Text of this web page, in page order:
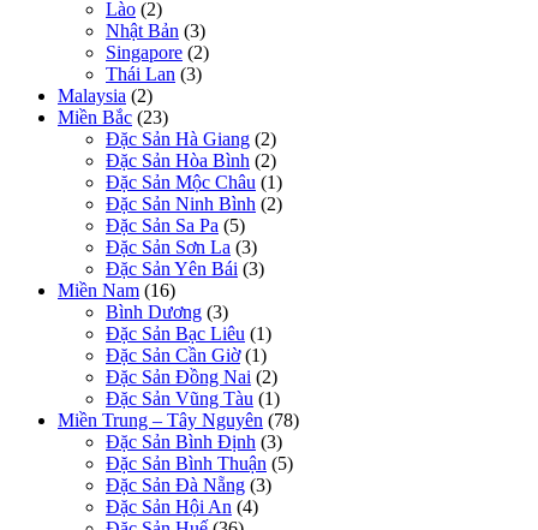
Lào (2)
Nhật Bản (3)
Singapore (2)
Thái Lan (3)
Malaysia (2)
Miền Bắc (23)
Đặc Sản Hà Giang (2)
Đặc Sản Hòa Bình (2)
Đặc Sản Mộc Châu (1)
Đặc Sản Ninh Bình (2)
Đặc Sản Sa Pa (5)
Đặc Sản Sơn La (3)
Đặc Sản Yên Bái (3)
Miền Nam (16)
Bình Dương (3)
Đặc Sản Bạc Liêu (1)
Đặc Sản Cần Giờ(1)
Đặc Sản Đồng Nai (2)
Đặc Sản Vũng Tàu (1)
Miền Trung – Tây Nguyên (78)
Đặc Sản Bình Định (3)
Đặc Sản Bình Thuận (5)
Đặc Sản Đà Nẵng (3)
Đặc Sản Hội An (4)